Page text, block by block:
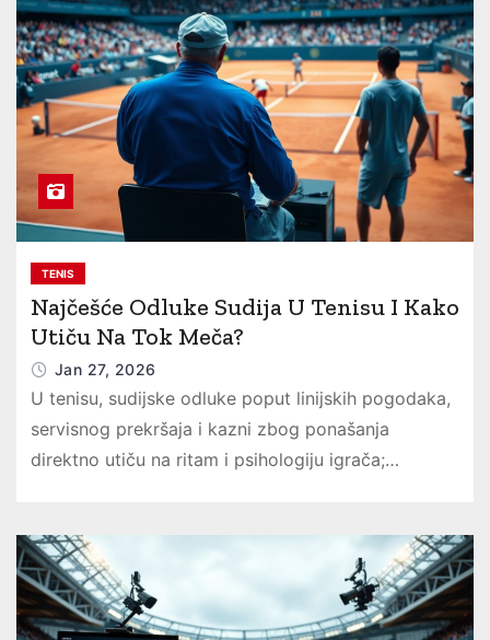
TENIS
Najčešće Odluke Sudija U Tenisu I Kako
Utiču Na Tok Meča?
Jan 27, 2026
U tenisu, sudijske odluke poput linijskih pogodaka,
servisnog prekršaja i kazni zbog ponašanja
direktno utiču na ritam i psihologiju igrača;…